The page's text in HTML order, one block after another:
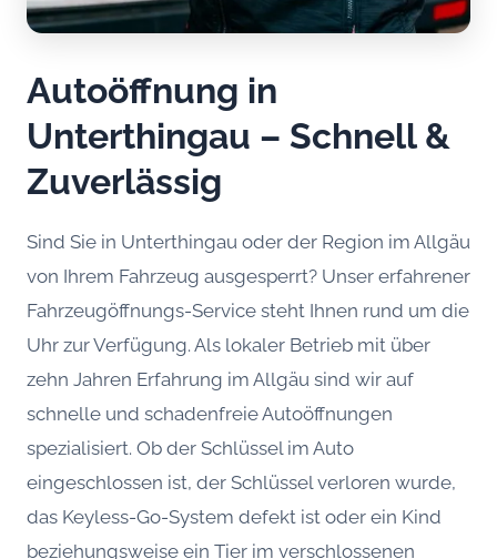
Autoöffnung in
Unterthingau – Schnell &
Zuverlässig
Sind Sie in Unterthingau oder der Region im Allgäu
von Ihrem Fahrzeug ausgesperrt? Unser erfahrener
Fahrzeugöffnungs-Service steht Ihnen rund um die
Uhr zur Verfügung. Als lokaler Betrieb mit über
zehn Jahren Erfahrung im Allgäu sind wir auf
schnelle und schadenfreie Autoöffnungen
spezialisiert. Ob der Schlüssel im Auto
eingeschlossen ist, der Schlüssel verloren wurde,
das Keyless-Go-System defekt ist oder ein Kind
beziehungsweise ein Tier im verschlossenen